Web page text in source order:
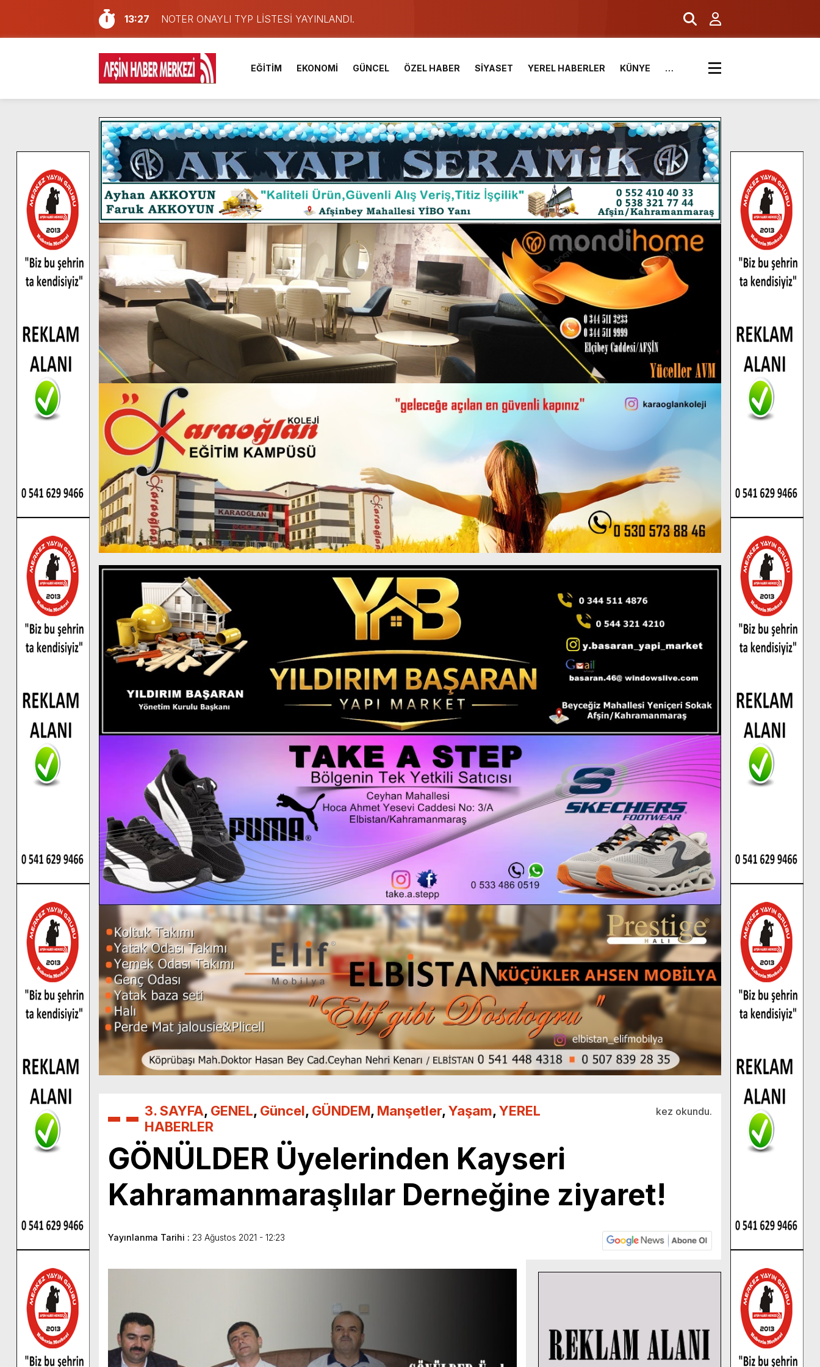
13:27
NOTER ONAYLI TYP LİSTESİ YAYINLANDI.
11:22
KAFUM Fuar Alanı Bulut ve Yavuz’un Ezgileriyle Şenlendi.
8:06
Afşinli bir hemşehrimizin de olduğu Filistin Konvoyu, güçlenerek ilerliyor.
14:05
Madrigal, Perşembe Günü KAFUM’da Sahne Alacak.
7:39
KEDİNİZ Mİ VAR?
7:27
Cumhurbaşkanı Erdoğan, Ayser Çalık Ortaokulu Şehitlerinin Aileleriyle Bir Araya Geldi.
13:57
Afşin Heyetinden Kaymakam Muammer Sarıdoğan’a Beşikdüzü’nde hayırlı olsun ziyareti.
10:34
Vatandaşlardan Ağustos Fuarı’na Tam Not.
16:48
Pusula Maraş Kamplarında 2 Bin Genç Doğa ve Bilimle Buluştu.
16:10
Uluslararası Bisiklet Yarışması’nda En Zorlu Etap Tamamlandı.
EĞİTİM EKONOMİ GÜNCEL ÖZEL HABER SİYASET YEREL HABERLER KÜNYE …
3. SAYFA, GENEL, Güncel, GÜNDEM, Manşetler,Yaşam,YEREL
HABERLER
kez okundu.
GÖNÜLDER Üyelerinden Kayseri
Kahramanmaraşlılar Derneğine ziyaret!
Yayınlanma Tarihi : 23 Ağustos 2021 - 12:23